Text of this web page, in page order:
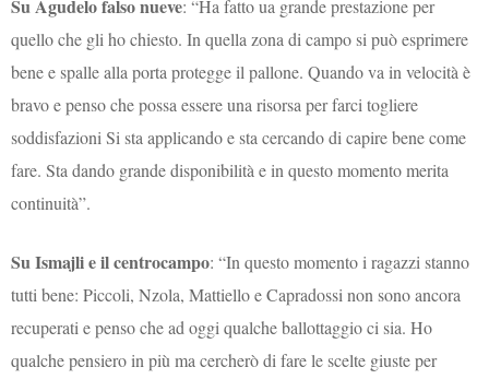
Su Agudelo falso nueve: “Ha fatto ua grande prestazione per
quello che gli ho chiesto. In quella zona di campo si può esprimere
bene e spalle alla porta protegge il pallone. Quando va in velocità è
bravo e penso che possa essere una risorsa per farci togliere
soddisfazioni Si sta applicando e sta cercando di capire bene come
fare. Sta dando grande disponibilità e in questo momento merita
continuità”.
Su Ismajli e il centrocampo: “In questo momento i ragazzi stanno
tutti bene: Piccoli, Nzola, Mattiello e Capradossi non sono ancora
recuperati e penso che ad oggi qualche ballottaggio ci sia. Ho
qualche pensiero in più ma cercherò di fare le scelte giuste per